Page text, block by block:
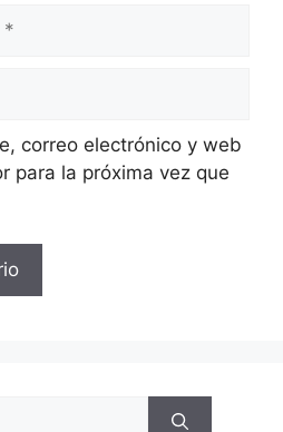
correo electrónico y web
para la próxima vez que